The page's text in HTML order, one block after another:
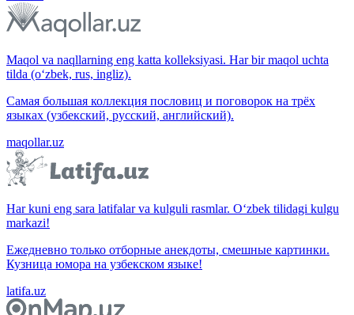
Maqol va naqllarning eng katta kolleksiyasi. Har bir maqol uchta
tilda (o‘zbek, rus, ingliz).
Самая большая коллекция пословиц и поговорок на трёх
языках (узбекский, русский, английский).
maqollar.uz
Har kuni eng sara latifalar va kulguli rasmlar. O‘zbek tilidagi kulgu
markazi!
Ежедневно только отборные анекдоты, смешные картинки.
Кузница юмора на узбекском языке!
latifa.uz